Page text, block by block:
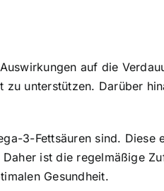
auf die
unterstützen. Darüber
3-Fettsäuren sind. Diese
ist die regelmäßige
Gesundheit.